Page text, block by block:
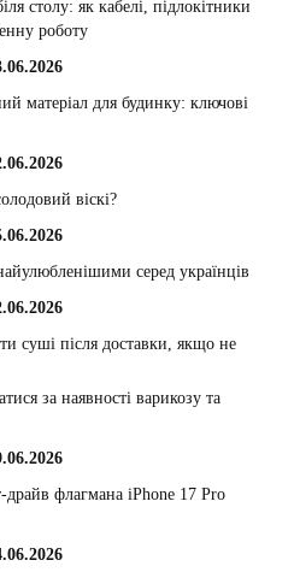
столу: як кабелі, підлокітники
роботу
матеріал для будинку: ключові
віскі?
серед українців
суші після доставки, якщо не
за наявності варикозу та
драйв флагмана iPhone 17 Pro